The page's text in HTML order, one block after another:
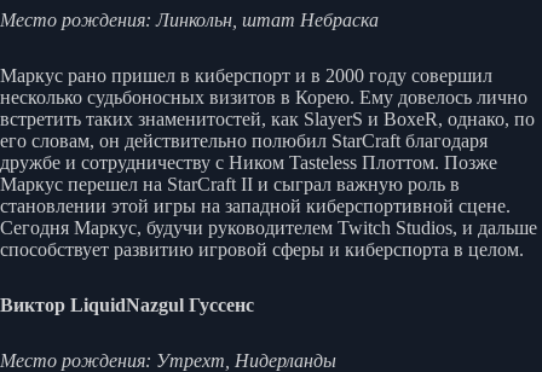
Место рождения: Линкольн, штат Небраска
Маркус рано пришел в киберспорт и в 2000 году совершил
несколько судьбоносных визитов в Корею. Ему довелось лично
встретить таких знаменитостей, как SlayerS и BoxeR, однако, по
его словам, он действительно полюбил StarCraft благодаря
дружбе и сотрудничеству с Ником Tasteless Плоттом. Позже
Маркус перешел на StarCraft II и сыграл важную роль в
становлении этой игры на западной киберспортивной сцене.
Сегодня Маркус, будучи руководителем Twitch Studios, и дальше
способствует развитию игровой сферы и киберспорта в целом.
Виктор LiquidNazgul Гуссенс
Место рождения: Утрехт, Нидерланды